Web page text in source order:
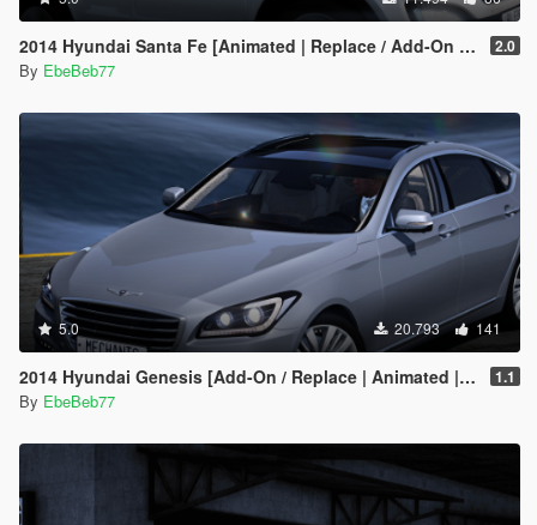
2014 Hyundai Santa Fe [Animated | Replace / Add-On | FiveM] 2.0
By EbeBeb77
5.0 20.793 141
2014 Hyundai Genesis [Add-On / Replace | Animated | FiveM] 1.1
By EbeBeb77